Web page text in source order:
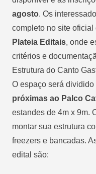
agosto. Os
completo no site oficial
Plateia Editais, onde
critérios e
Estrutura do Canto
O espaço será dividido
próximas ao Palco
estandes de 4m x 9m.
montar sua estrutura
freezers e bancadas.
edital são: